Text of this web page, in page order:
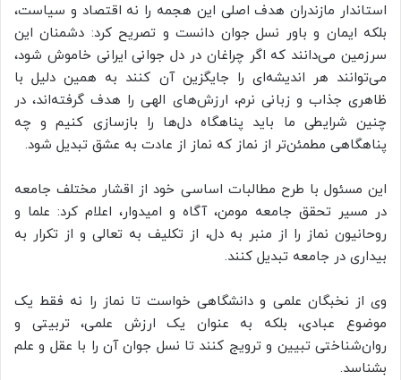
استاندار مازندران هدف اصلی این هجمه را نه اقتصاد و سیاست،
بلکه ایمان و باور نسل جوان دانست و تصریح کرد: دشمنان این
سرزمین می‌دانند که اگر چراغان در دل جوانی ایرانی خاموش شود،
می‌توانند هر اندیشه‌ای را جایگزین آن کنند به همین دلیل با
ظاهری جذاب و زبانی نرم، ارزش‌های الهی را هدف گرفته‌اند، در
چنین شرایطی ما باید پناهگاه دل‌ها را بازسازی کنیم و چه
پناهگاهی مطمئن‌تر از نماز که نماز از عادت به عشق تبدیل شود.
این مسئول با طرح مطالبات اساسی خود از اقشار مختلف جامعه
در مسیر تحقق جامعه مومن، آگاه و امیدوار، اعلام کرد: علما و
روحانیون نماز را از منبر به دل، از تکلیف به تعالی و از تکرار به
بیداری در جامعه تبدیل کنند.
وی از نخبگان علمی و دانشگاهی خواست تا نماز را نه فقط یک
موضوع عبادی، بلکه به عنوان یک ارزش علمی، تربیتی و
روان‌شناختی تبیین و ترویج کنند تا نسل جوان آن را با عقل و علم
بشناسد.